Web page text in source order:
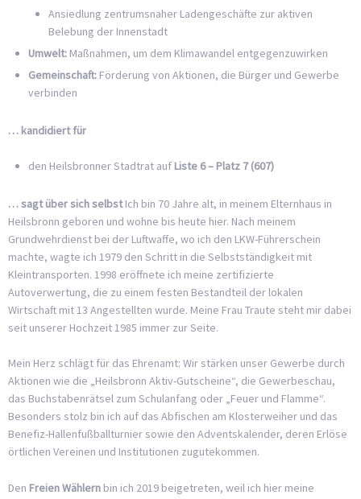
Ansiedlung zentrumsnaher Ladengeschäfte zur aktiven
Belebung der Innenstadt
Umwelt: Maßnahmen, um dem Klimawandel entgegenzuwirken
Gemeinschaft: Förderung von Aktionen, die Bürger und Gewerbe
verbinden
… kandidiert für
den Heilsbronner Stadtrat auf Liste 6 – Platz 7 (607)
… sagt über sich selbstIch bin 70 Jahre alt, in meinem Elternhaus in
Heilsbronn geboren und wohne bis heute hier. Nach meinem
Grundwehrdienst bei der Luftwaffe, wo ich den LKW-Führerschein
machte, wagte ich 1979 den Schritt in die Selbstständigkeit mit
Kleintransporten. 1998 eröffnete ich meine zertifizierte
Autoverwertung, die zu einem festen Bestandteil der lokalen
Wirtschaft mit 13 Angestellten wurde. Meine Frau Traute steht mir dabei
seit unserer Hochzeit 1985 immer zur Seite.
Mein Herz schlägt für das Ehrenamt: Wir stärken unser Gewerbe durch
Aktionen wie die „Heilsbronn Aktiv-Gutscheine“, die Gewerbeschau,
das Buchstabenrätsel zum Schulanfang oder „Feuer und Flamme“.
Besonders stolz bin ich auf das Abfischen am Klosterweiher und das
Benefiz-Hallenfußballturnier sowie den Adventskalender, deren Erlöse
örtlichen Vereinen und Institutionen zugutekommen.
Den Freien Wählern bin ich 2019 beigetreten, weil ich hier meine